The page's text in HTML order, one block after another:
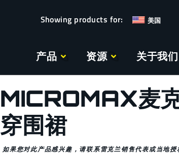
美国
产品 资源 关于我们
MICROMAX麦
穿围裙
如果您对此产品感兴趣，请联系雷克兰销售代表或当地授